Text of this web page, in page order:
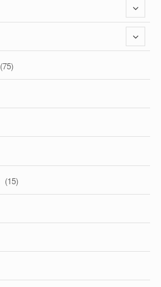
(21)
(5)
(7)
(5)
(75)
(15)